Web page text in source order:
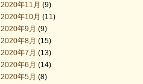
2020年11月 (9)
2020年10月 (11)
2020年9月 (9)
2020年8月 (15)
2020年7月 (13)
2020年6月 (14)
2020年5月 (8)